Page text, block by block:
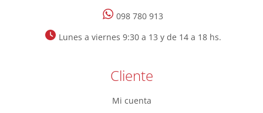
098 780 913
Lunes a viernes 9:30 a 13 y de 14 a 18 hs.
Cliente
Mi cuenta